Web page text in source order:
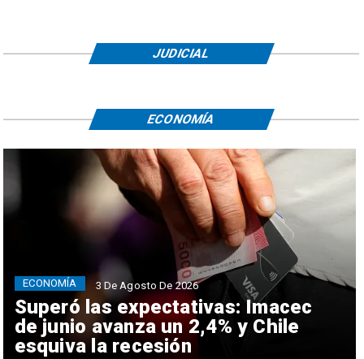
JUDICIAL
Superó las expectativas: Imacec
de junio avanza un 2,4% y Chile
esquiva la recesión
ECONOMÍA 3 De Agosto De 2026
ECONOMÍA